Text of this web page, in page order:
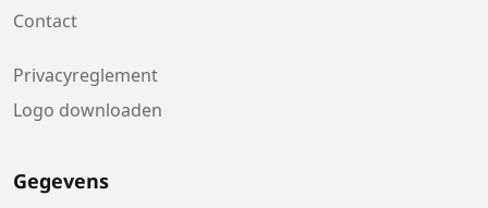
Contact
Privacyreglement
Logo downloaden
Gegevens